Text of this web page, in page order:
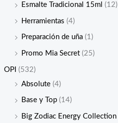
Esmalte Tradicional 15ml (12)
Herramientas (4)
Preparación de uña (1)
Promo Mia Secret (25)
OPI (532)
Absolute (4)
Base y Top (14)
Big Zodiac Energy Collection